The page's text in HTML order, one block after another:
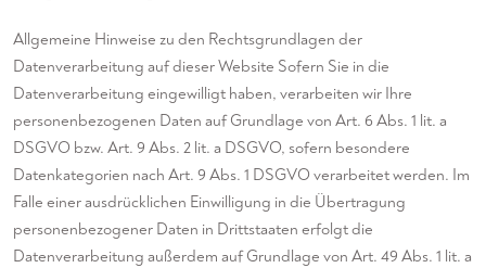
Allgemeine Hinweise zu den Rechtsgrundlagen der
Datenverarbeitung auf dieser Website Sofern Sie in die
Datenverarbeitung eingewilligt haben, verarbeiten wir Ihre
personenbezogenen Daten auf Grundlage von Art. 6 Abs. 1 lit. a
DSGVO bzw. Art. 9 Abs. 2 lit. a DSGVO, sofern besondere
Datenkategorien nach Art. 9 Abs. 1 DSGVO verarbeitet werden. Im
Falle einer ausdrücklichen Einwilligung in die Übertragung
personenbezogener Daten in Drittstaaten erfolgt die
Datenverarbeitung außerdem auf Grundlage von Art. 49 Abs. 1 lit. a